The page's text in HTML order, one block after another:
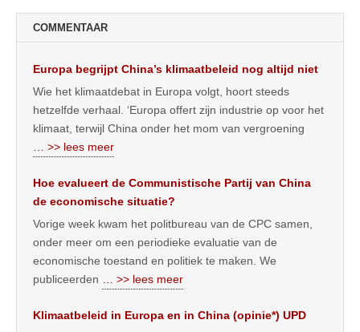
COMMENTAAR
Europa begrijpt China’s klimaatbeleid nog altijd niet
Wie het klimaatdebat in Europa volgt, hoort steeds
hetzelfde verhaal. ‘Europa offert zijn industrie op voor het
klimaat, terwijl China onder het mom van vergroening
… >> lees meer
Hoe evalueert de Communistische Partij van China
de economische situatie?
Vorige week kwam het politbureau van de CPC samen,
onder meer om een periodieke evaluatie van de
economische toestand en politiek te maken. We
publiceerden
… >> lees meer
Klimaatbeleid in Europa en in China (opinie*) UPD